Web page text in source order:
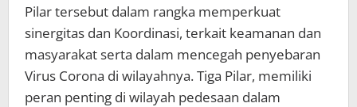
Pilar tersebut dalam rangka memperkuat
sinergitas dan Koordinasi, terkait keamanan dan
masyarakat serta dalam mencegah penyebaran
Virus Corona di wilayahnya. Tiga Pilar, memiliki
peran penting di wilayah pedesaan dalam